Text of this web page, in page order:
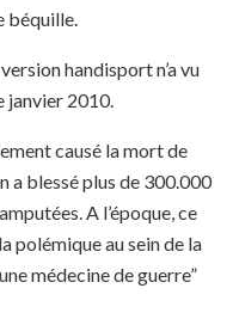
béquille.
handisport n’a vu
janvier 2010.
causé la mort de
a blessé plus de 300.000
A l’époque, ce
polémique au sein de la
médecine de guerre”